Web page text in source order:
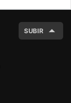
SUBIR